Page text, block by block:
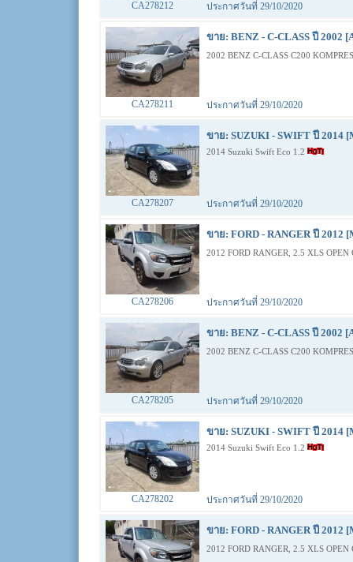
CA278212 ประกาศวันที่ 29/10/2020
ขาย: BENZ - C-CLASS ปี 2002
2002 BENZ C-CLASS C200
CA278211 ประกาศวันที่ 29/10/2020
ขาย: SUZUKI - SWIFT ปี 2014
2014 Suzuki Swift Eco 1.2
CA278207 ประกาศวันที่ 29/10/2020
ขาย: FORD - RANGER ปี 2012
2012 FORD RANGER, 2.5 XLS
CA278206 ประกาศวันที่ 29/10/2020
ขาย: BENZ - C-CLASS ปี 2002
2002 BENZ C-CLASS C200
CA278205 ประกาศวันที่ 29/10/2020
ขาย: SUZUKI - SWIFT ปี 2014
2014 Suzuki Swift Eco 1.2
CA278202 ประกาศวันที่ 29/10/2020
ขาย: FORD - RANGER ปี 2012
2012 FORD RANGER, 2.5 XLS